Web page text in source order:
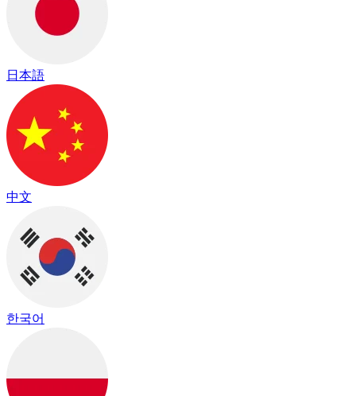
日本語
中文
한국어